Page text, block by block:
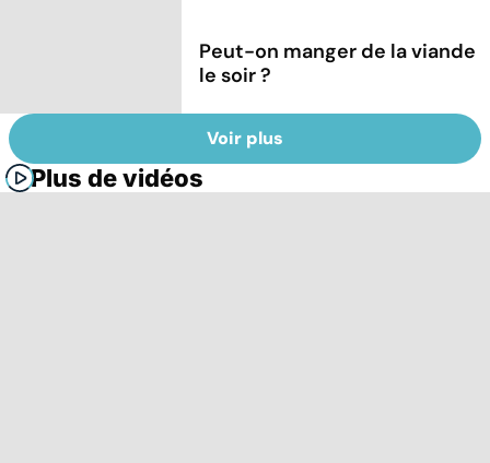
Peut-on manger de la viande
le soir ?
Voir plus
Plus de vidéos